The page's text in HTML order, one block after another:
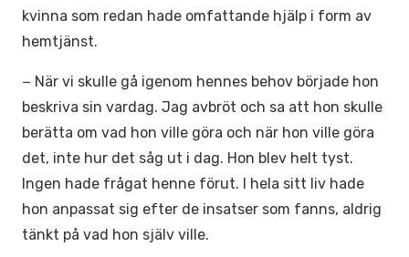
kvinna som redan hade omfattande hjälp i form av
hemtjänst.
− När vi skulle gå igenom hennes behov började hon
beskriva sin vardag. Jag avbröt och sa att hon skulle
berätta om vad hon ville göra och när hon ville göra
det, inte hur det såg ut i dag. Hon blev helt tyst.
Ingen hade frågat henne förut. I hela sitt liv hade
hon anpassat sig efter de insatser som fanns, aldrig
tänkt på vad hon själv ville.